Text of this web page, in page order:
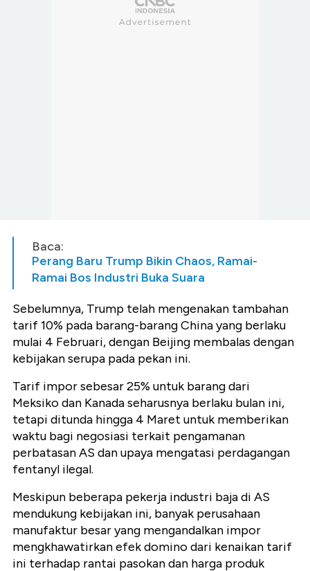
Baca:
Perang Baru Trump Bikin Chaos, Ramai-
Ramai Bos Industri Buka Suara
Sebelumnya, Trump telah mengenakan tambahan
tarif 10% pada barang-barang China yang berlaku
mulai 4 Februari, dengan Beijing membalas dengan
kebijakan serupa pada pekan ini.
Tarif impor sebesar 25% untuk barang dari
Meksiko dan Kanada seharusnya berlaku bulan ini,
tetapi ditunda hingga 4 Maret untuk memberikan
waktu bagi negosiasi terkait pengamanan
perbatasan AS dan upaya mengatasi perdagangan
fentanyl ilegal.
Meskipun beberapa pekerja industri baja di AS
mendukung kebijakan ini, banyak perusahaan
manufaktur besar yang mengandalkan impor
mengkhawatirkan efek domino dari kenaikan tarif
ini terhadap rantai pasokan dan harga produk